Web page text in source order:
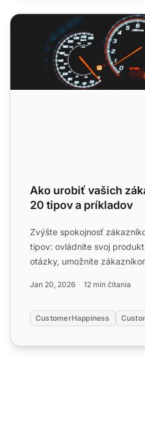
Ako urobiť vašich
Ako urobiť vašich
20 tipov a príkladov
Zvýšte spokojnosť
tipov: ovládnite svoj
otázky, umožnite
Jan 20, 2026 12 min čítania
CustomerHappiness